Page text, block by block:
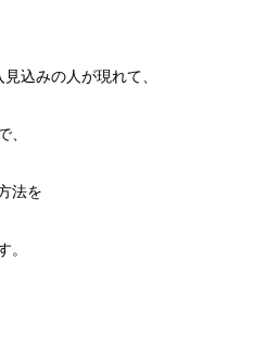
込みの人が現れて、
、
法を
。